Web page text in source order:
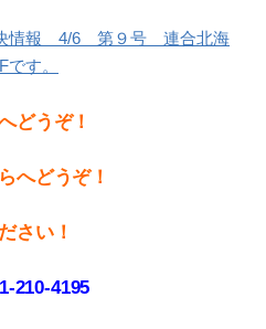
決情報 4/6 第９号 連合北海
す。
どうぞ！
へどうぞ！
さい！
210-4195